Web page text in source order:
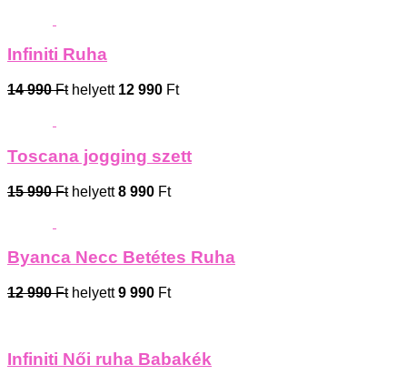
Infiniti Ruha
14 990 Fthelyett 12 990 Ft
Toscana jogging szett
15 990 Fthelyett8 990 Ft
Byanca Necc Betétes Ruha
12 990 Fthelyett9 990 Ft
Infiniti Női ruha Babakék